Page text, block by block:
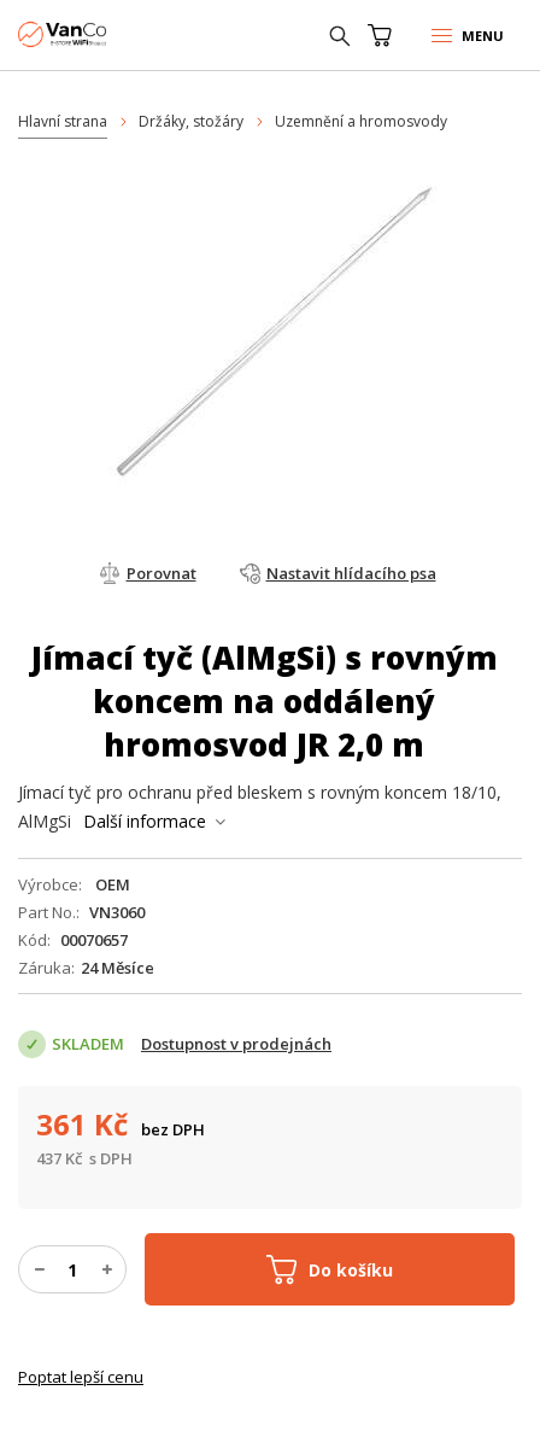
MENU
Hlavní strana Držáky, stožáry Uzemnění a hromosvody
Porovnat Nastavit hlídacího psa
Jímací tyč (AlMgSi) s rovným
koncem na oddálený
hromosvod JR 2,0 m
Jímací tyč pro ochranu před bleskem s rovným koncem 18/10,
AlMgSi
Další informace
Výrobce
OEM
Part No.
VN3060
Kód
00070657
Záruka 24 Měsíce
SKLADEM Dostupnost v prodejnách
Do košíku
361 Kč
bez DPH
437 Kč s DPH
Poptat lepší cenu